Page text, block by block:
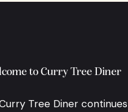
to Curry Tree Diner
Tree Diner continues